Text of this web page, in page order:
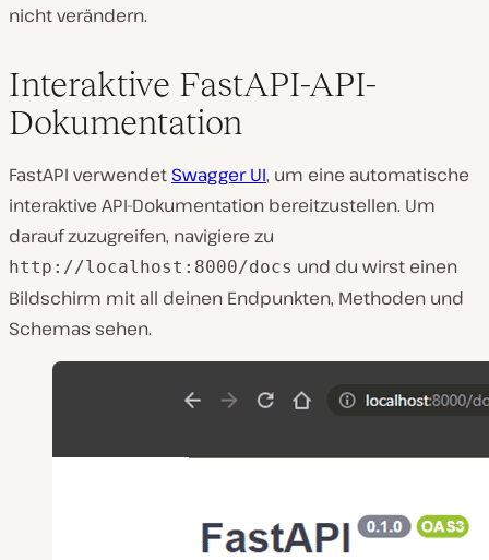
nicht verändern.
Interaktive FastAPI-API-
Dokumentation
FastAPI verwendet Swagger UI, um eine automatische
interaktive API-Dokumentation bereitzustellen. Um
darauf zuzugreifen, navigiere zu
http://localhost:8000/docs und du wirst einen
Bildschirm mit all deinen Endpunkten, Methoden und
Schemas sehen.